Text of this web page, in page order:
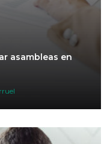
asambleas en